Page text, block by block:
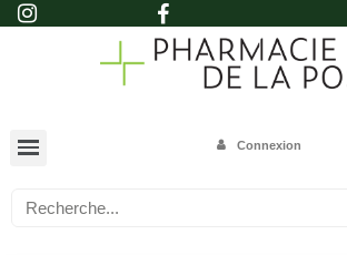
Connexion